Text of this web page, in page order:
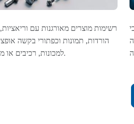
רשימות מוצרים מאורגנות עם
הורדות, תמונות וכפתורי בקשה
למכונות, רכיבים או מוצרים סדרתיים.